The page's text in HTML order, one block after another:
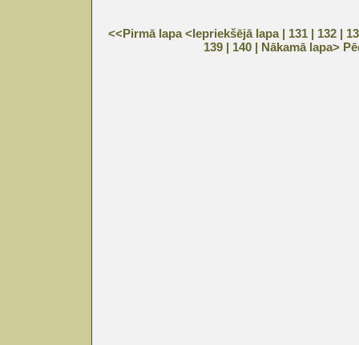
<<Pirmā lapa<Iepriekšējā lapa | 131 | 132 |
139| 140| Nākamā lapa>